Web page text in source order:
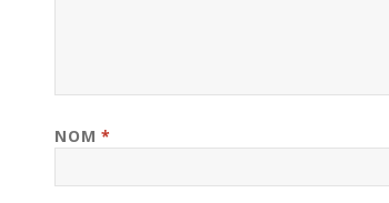
NOM *